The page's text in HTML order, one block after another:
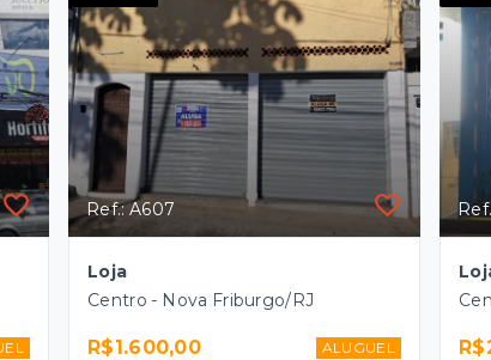
Ref.: A607
Loja
Centro - Nova Friburgo/RJ
R$1.600,00 ALUGUEL